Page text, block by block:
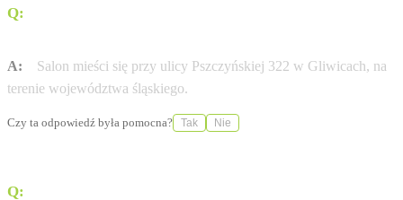
Q:
A:
Salon mieści się przy ulicy Pszczyńskiej 322 w Gliwicach, na
terenie województwa śląskiego.
Czy ta odpowiedź była pomocna? Tak Nie
Q: